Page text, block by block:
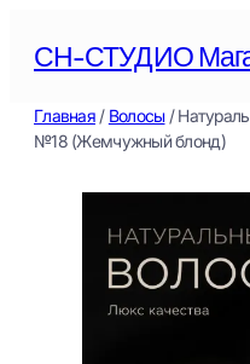
СН-СТУДИО
Главная/ Волосы/
№18 (Жемчужный блонд)